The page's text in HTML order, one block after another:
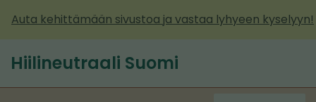
sisältöön
Auta kehittämään sivustoa ja vastaa lyhyeen kyselyyn!
Etusivu
Hiilineutraali Suomi